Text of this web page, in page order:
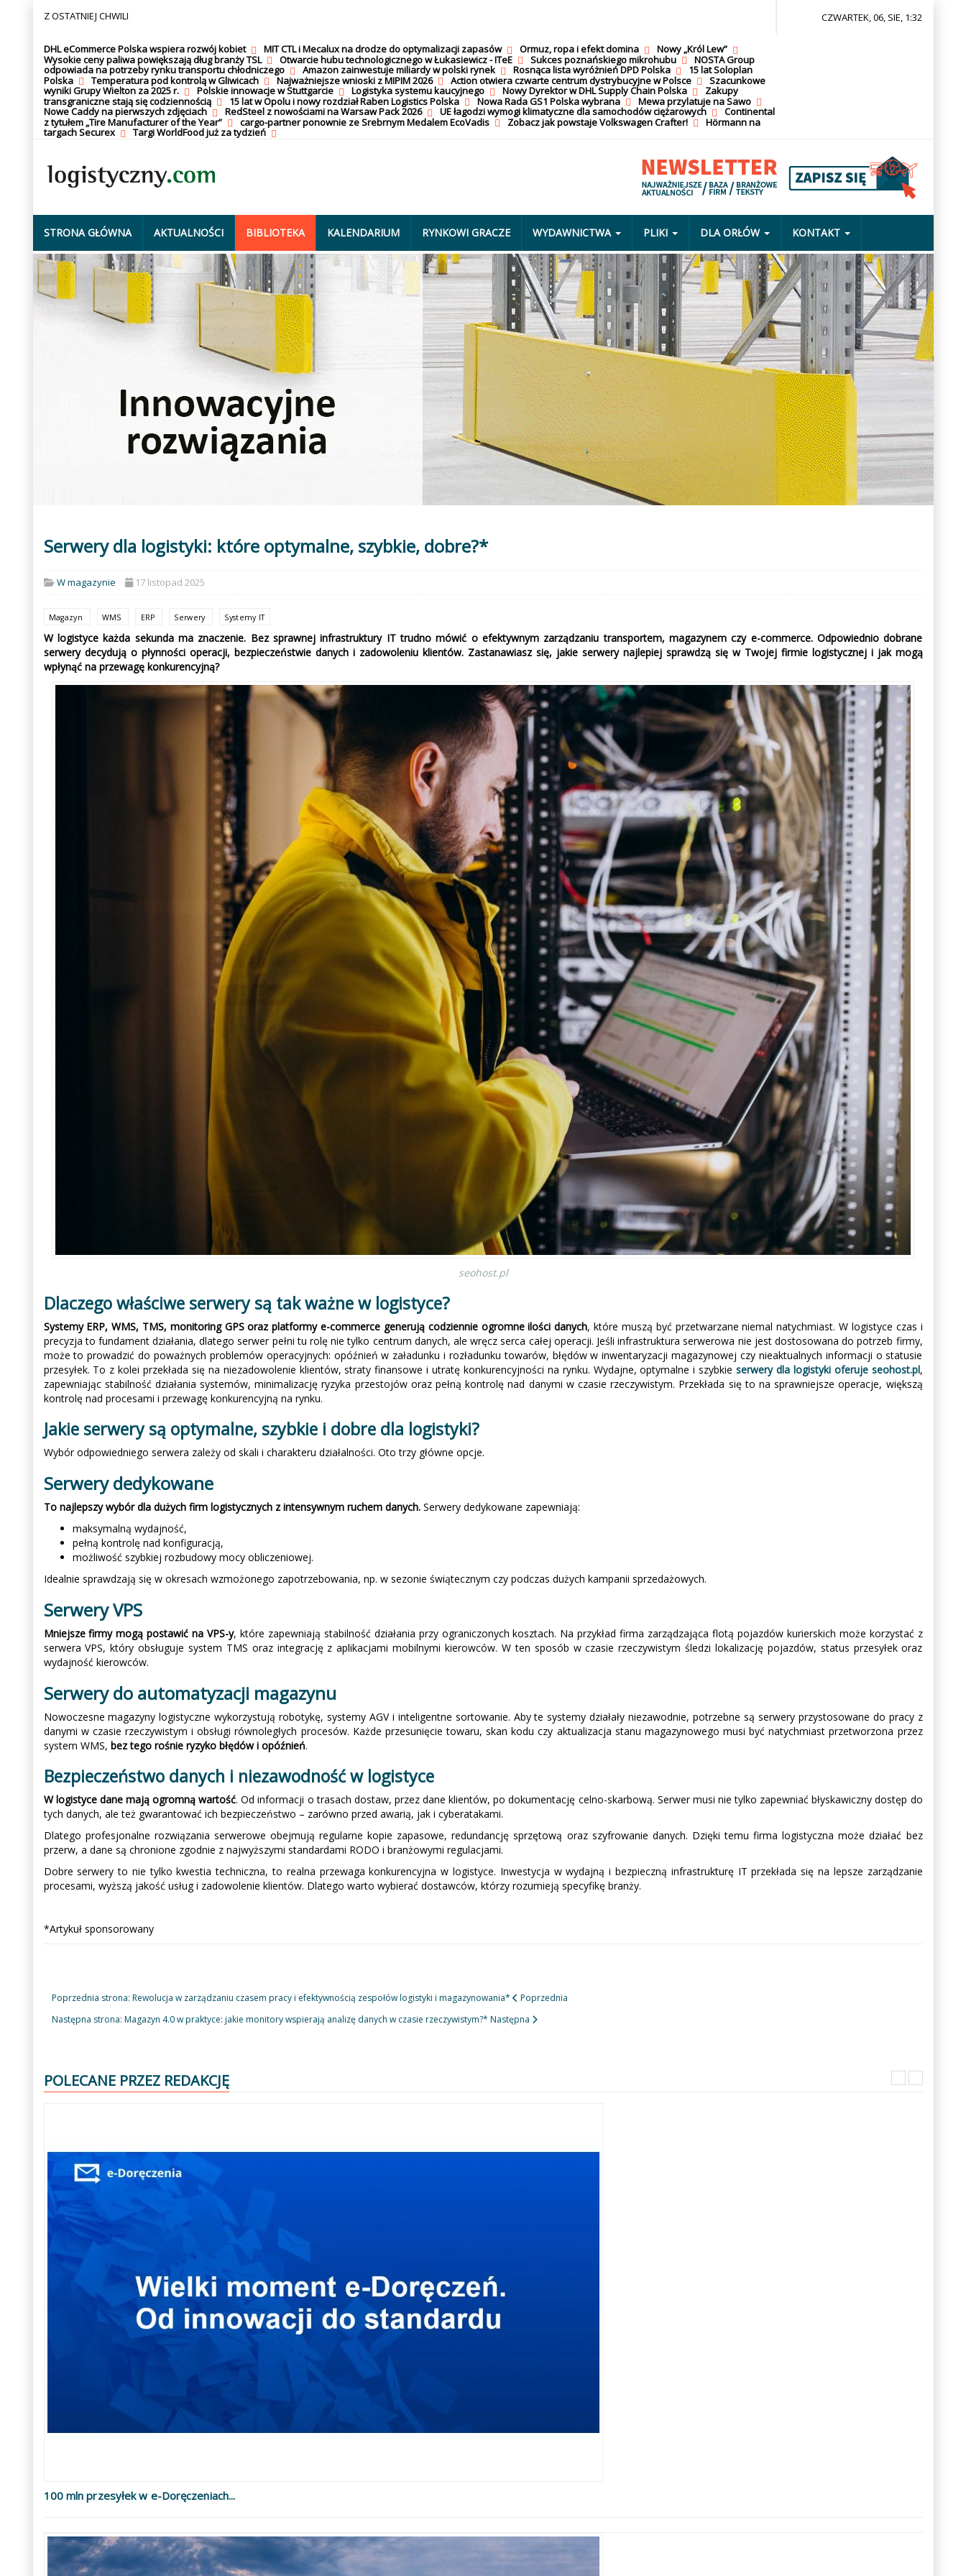
Z OSTATNIEJ CHWILI
DHL eCommerce Polska wspiera rozwój kobiet MIT CTL i Mecalux na drodze do optymalizacji zapasów Ormuz, ropa i efekt domina
Nowy „Król Lew”
Wysokie ceny paliwa powiększają dług branży TSL
Otwarcie hubu technologicznego w Łukasiewicz - ITeE Sukces poznańskiego mikrohubu
NOSTA Group
odpowiada na potrzeby rynku transportu chłodniczego
Amazon zainwestuje miliardy w polski rynek Rosnąca lista wyróżnień DPD Polska
15 lat Soloplan
Polska
Temperatura pod kontrolą w Gliwicach Najważniejsze wnioski z MIPIM 2026 Action otwiera czwarte centrum dystrybucyjne w Polsce
Szacunkowe
wyniki Grupy Wielton za 2025 r.
Polskie innowacje w Stuttgarcie Logistyka systemu kaucyjnego Nowy Dyrektor w DHL Supply Chain Polska
Zakupy
transgraniczne stają się codziennością
15 lat w Opolu i nowy rozdział Raben Logistics Polska Nowa Rada GS1 Polska wybrana
Mewa przylatuje na Sawo
Nowe Caddy na pierwszych zdjęciach
RedSteel z nowościami na Warsaw Pack 2026 UE łagodzi wymogi klimatyczne dla samochodów ciężarowych
Continental
z tytułem „Tire Manufacturer of the Year”
cargo-partner ponownie ze Srebrnym Medalem EcoVadis Zobacz jak powstaje Volkswagen Crafter!
Hörmann na
targach Securex
Targi WorldFood już za tydzień
CZWARTEK, 06, SIE, 1:32
STRONA GŁÓWNA AKTUALNOŚCI BIBLIOTEKA KALENDARIUM RYNKOWI GRACZE WYDAWNICTWA PLIKI DLA ORŁÓW KONTAKT
Serwery dla logistyki: które optymalne, szybkie, dobre?*
W magazynie 17 listopad 2025
Magazyn WMS ERP Serwery Systemy IT
W logistyce każda sekunda ma znaczenie. Bez sprawnej infrastruktury IT trudno mówić o efektywnym zarządzaniu transportem, magazynem czy e-commerce. Odpowiednio dobrane
serwery decydują o płynności operacji, bezpieczeństwie danych i zadowoleniu klientów. Zastanawiasz się, jakie serwery najlepiej sprawdzą się w Twojej firmie logistycznej i jak mogą
wpłynąć na przewagę konkurencyjną?
seohost.pl
Dlaczego właściwe serwery są tak ważne w logistyce?
Systemy ERP, WMS, TMS, monitoring GPS oraz platformy e-commerce generują codziennie ogromne ilości danych, które muszą być przetwarzane niemal natychmiast. W logistyce czas i
precyzja to fundament działania, dlatego serwer pełni tu rolę nie tylko centrum danych, ale wręcz serca całej operacji. Jeśli infrastruktura serwerowa nie jest dostosowana do potrzeb firmy,
może to prowadzić do poważnych problemów operacyjnych: opóźnień w załadunku i rozładunku towarów, błędów w inwentaryzacji magazynowej czy nieaktualnych informacji o statusie
przesyłek. To z kolei przekłada się na niezadowolenie klientów, straty finansowe i utratę konkurencyjności na rynku. Wydajne, optymalne i szybkie serwery dla logistyki oferuje seohost.pl,
zapewniając stabilność działania systemów, minimalizację ryzyka przestojów oraz pełną kontrolę nad danymi w czasie rzeczywistym. Przekłada się to na sprawniejsze operacje, większą
kontrolę nad procesami i przewagę konkurencyjną na rynku.
Jakie serwery są optymalne, szybkie i dobre dla logistyki?
Wybór odpowiedniego serwera zależy od skali i charakteru działalności. Oto trzy główne opcje.
Serwery dedykowane
To najlepszy wybór dla dużych firm logistycznych z intensywnym ruchem danych. Serwery dedykowane zapewniają:
maksymalną wydajność,
pełną kontrolę nad konfiguracją,
możliwość szybkiej rozbudowy mocy obliczeniowej.
Idealnie sprawdzają się w okresach wzmożonego zapotrzebowania, np. w sezonie świątecznym czy podczas dużych kampanii sprzedażowych.
Serwery VPS
Mniejsze firmy mogą postawić na VPS-y, które zapewniają stabilność działania przy ograniczonych kosztach. Na przykład firma zarządzająca flotą pojazdów kurierskich może korzystać z
serwera VPS, który obsługuje system TMS oraz integrację z aplikacjami mobilnymi kierowców. W ten sposób w czasie rzeczywistym śledzi lokalizację pojazdów, status przesyłek oraz
wydajność kierowców.
Serwery do automatyzacji magazynu
Nowoczesne magazyny logistyczne wykorzystują robotykę, systemy AGV i inteligentne sortowanie. Aby te systemy działały niezawodnie, potrzebne są serwery przystosowane do pracy z
danymi w czasie rzeczywistym i obsługi równoległych procesów. Każde przesunięcie towaru, skan kodu czy aktualizacja stanu magazynowego musi być natychmiast przetworzona przez
system WMS, bez tego rośnie ryzyko błędów i opóźnień.
Bezpieczeństwo danych i niezawodność w logistyce
W logistyce dane mają ogromną wartość. Od informacji o trasach dostaw, przez dane klientów, po dokumentację celno-skarbową. Serwer musi nie tylko zapewniać błyskawiczny dostęp do
tych danych, ale też gwarantować ich bezpieczeństwo – zarówno przed awarią, jak i cyberatakami.
Dlatego profesjonalne rozwiązania serwerowe obejmują regularne kopie zapasowe, redundancję sprzętową oraz szyfrowanie danych. Dzięki temu firma logistyczna może działać bez
przerw, a dane są chronione zgodnie z najwyższymi standardami RODO i branżowymi regulacjami.
Dobre serwery to nie tylko kwestia techniczna, to realna przewaga konkurencyjna w logistyce. Inwestycja w wydajną i bezpieczną infrastrukturę IT przekłada się na lepsze zarządzanie
procesami, wyższą jakość usług i zadowolenie klientów. Dlatego warto wybierać dostawców, którzy rozumieją specyfikę branży.
*Artykuł sponsorowany
Poprzednia strona: Rewolucja w zarządzaniu czasem pracy i efektywnością zespołów logistyki i magazynowania*
Poprzednia
Następna strona: Magazyn 4.0 w praktyce: jakie monitory wspierają analizę danych w czasie rzeczywistym?* Następna
POLECANE PRZEZ REDAKCJĘ
Poprzedni
Następny
100 mln przesyłek w e-Doręczeniach...